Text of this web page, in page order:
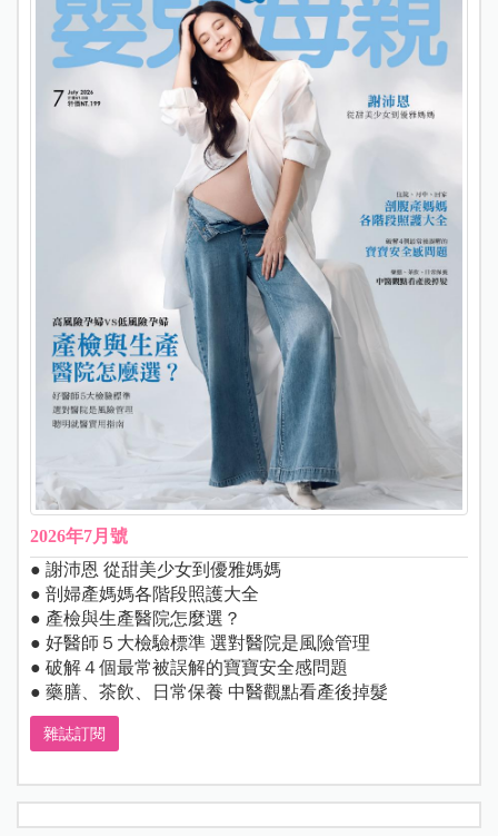
2026年7月號
● 謝沛恩 從甜美少女到優雅媽媽
● 剖婦產媽媽各階段照護大全
● 產檢與生產醫院怎麼選？
● 好醫師５大檢驗標準 選對醫院是風險管理
● 破解４個最常被誤解的寶寶安全感問題
● 藥膳、茶飲、日常保養 中醫觀點看產後掉髮
雜誌訂閱